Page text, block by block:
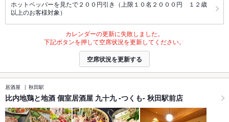
ホットペッパーを見たで２００円引き（上限１０名２０００円 １２歳
以上のお客様対象）
カレンダーの更新に失敗しました。
下記ボタンを押して空席状況を更新してください。
空席状況を更新する
居酒屋 秋田駅
比内地鶏と地酒 個室居酒屋 九十九 -つくも- 秋田駅前店